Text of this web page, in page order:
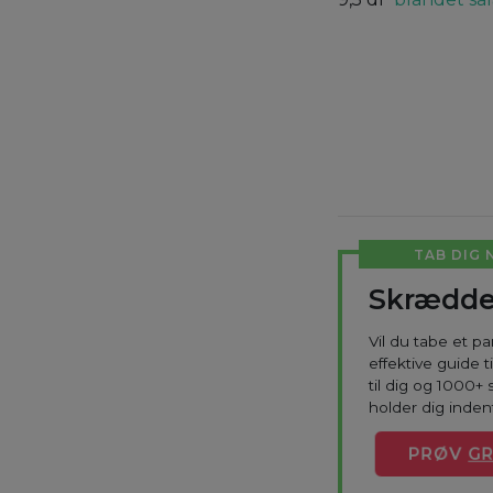
TAB DIG
Vil du tabe et
effektive guide
til dig og 1000+
holder dig
PRØV